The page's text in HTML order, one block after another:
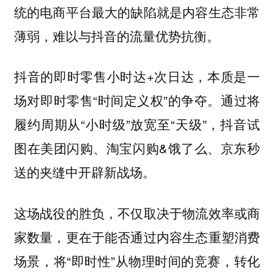
统的电商平台最大的缺陷就是内容生态非常
薄弱，难以与抖音的流量优势抗衡。
抖音的即时零售小时达+次日达，本质是一
场对即时零售“时间定义权”的争夺。通过将
履约周期从“小时级”放宽至“天级”，抖音试
图在美团闪购、淘宝闪购&饿了么、京东秒
送的夹缝中开辟新战场。
这场战役的胜负，不仅取决于物流效率或商
家数量，更在于能否通过内容生态重塑消费
场景，将“即时性”从物理时间的竞赛，转化